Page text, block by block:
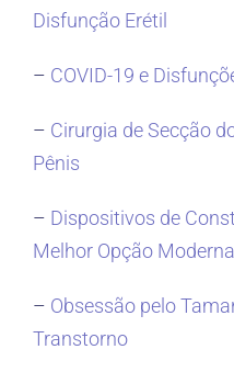
Disfunção Erétil
– COVID-19 e
– Cirurgia de Secção
Pênis
– Dispositivos de
Melhor Opção
– Obsessão pelo
Transtorno